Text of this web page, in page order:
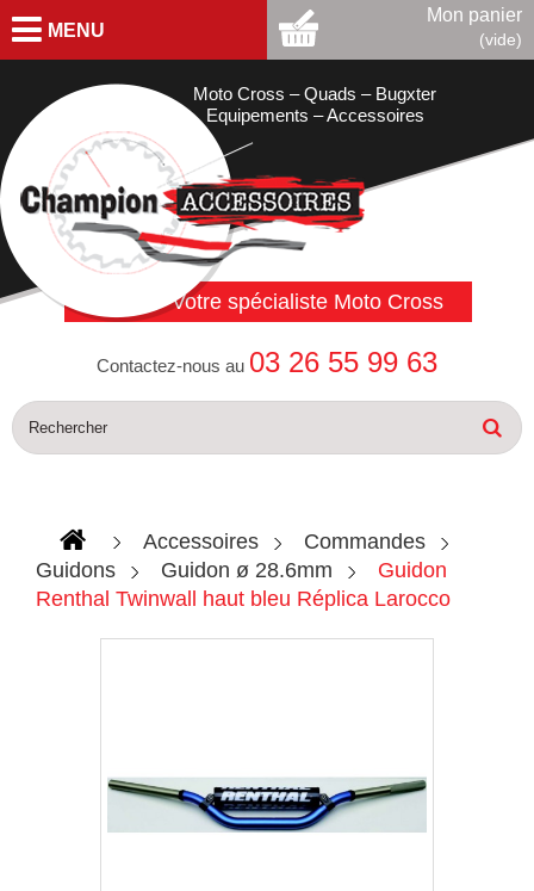
MENU
Mon panier
(vide)
Moto Cross – Quads – Bugxter
Equipements – Accessoires
Votre spécialiste Moto Cross
Contactez-nous au 03 26 55 99 63
Accessoires
Commandes
Guidons
Guidon ø 28.6mm
Guidon
Renthal Twinwall haut bleu Réplica Larocco